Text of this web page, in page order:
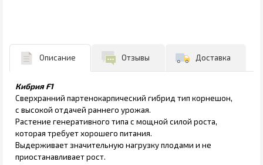
Описание Отзывы Доставка
Кибрия F1
Сверхранний партенокарпический гибрид тип корнешон,
с высокой отдачей раннего урожая.
Растение генеративного типа с мощной силой роста,
которая требует хорошего питания.
Выдерживает значительную нагрузку плодами и не
приостанавливает рост.